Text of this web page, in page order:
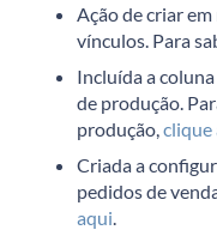
Ação de criar
vínculos. Para
Incluída a
de produção.
produção, clique
Criada a
pedidos de
aqui